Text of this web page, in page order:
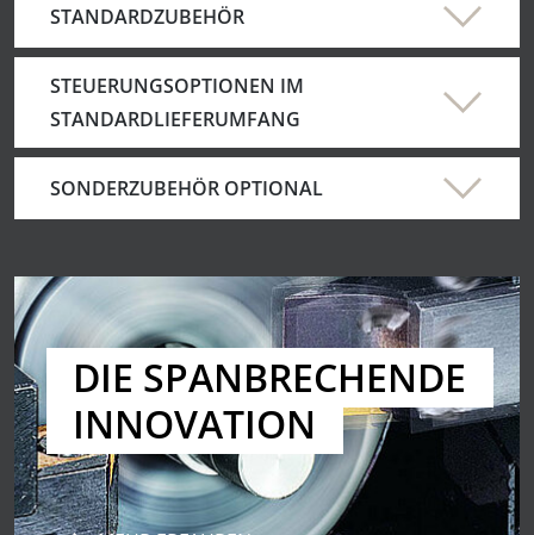
STANDARDZUBEHÖR
STEUERUNGSOPTIONEN IM
STANDARDLIEFERUMFANG
SONDERZUBEHÖR OPTIONAL
DIE SPANBRECHENDE
INNOVATION